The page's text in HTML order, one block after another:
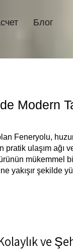
Блог
Modern
Feneryolu,
pratik ulaşım
mükemmel
yakışır şekilde
ve